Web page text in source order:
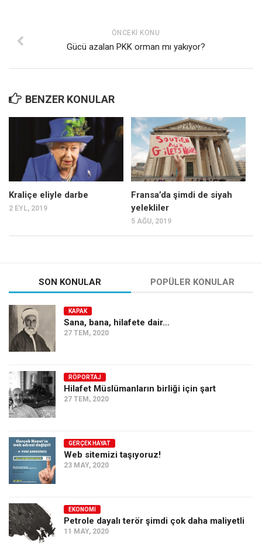
ÖNCEKI KONU
Gücü azalan PKK orman mı yakıyor?
BENZER KONULAR
Kraliçe eliyle darbe
2 EYL, 2019
Fransa’da şimdi de siyah
yelekliler
5 AĞU, 2019
SON KONULAR POPÜLER KONULAR
KAPAK
Sana, bana, hilafete dair…
27 TEM, 2020
RÖPORTAJ
Hilafet Müslümanların birliği için şart
27 TEM, 2020
GERÇEK HAYAT
Web sitemizi taşıyoruz!
23 MAY, 2020
EKONOMI
Petrole dayalı terör şimdi çok daha maliyetli
11 MAY, 2020